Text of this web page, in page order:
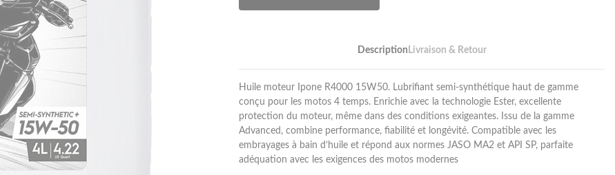
Description Livraison & Retour
Huile moteur Ipone R4000 15W50. Lubrifiant semi-synthétique haut de gamme
conçu pour les motos 4 temps. Enrichie avec la technologie Ester, excellente
protection du moteur, même dans des conditions exigeantes. Issu de la gamme
Advanced, combine performance, fiabilité et longévité. Compatible avec les
embrayages à bain d’huile et répond aux normes JASO MA2 et API SP, parfaite
adéquation avec les exigences des motos modernes